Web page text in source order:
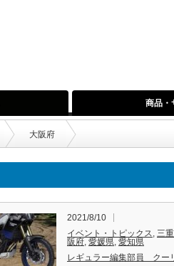
商品・
大阪府
2021/8/10
イベント・トピックス, 三
阪府, 愛媛県, 愛知県
レギュラー編集部員 クー